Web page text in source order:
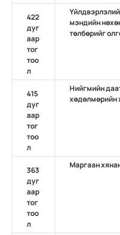
422
дуг
аар
тог
тоо
л
мэндийн
төлбөрийг
415
дуг
аар
тог
тоо
л
Нийгмийн
хөдөлмөрийн
363
дуг
аар
тог
тоо
л
Маргаан